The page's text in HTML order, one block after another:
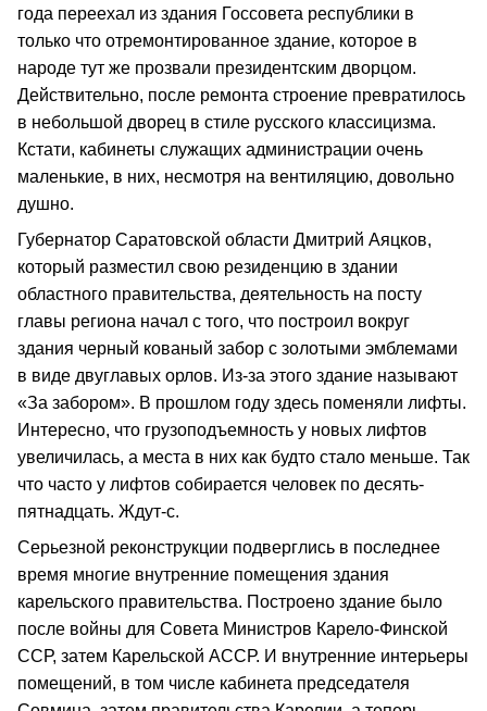
года переехал из здания Госсовета республики в
только что отремонтированное здание, которое в
народе тут же прозвали президентским дворцом.
Действительно, после ремонта строение превратилось
в небольшой дворец в стиле русского классицизма.
Кстати, кабинеты служащих администрации очень
маленькие, в них, несмотря на вентиляцию, довольно
душно.
Губернатор Саратовской области Дмитрий Аяцков,
который разместил свою резиденцию в здании
областного правительства, деятельность на посту
главы региона начал с того, что построил вокруг
здания черный кованый забор с золотыми эмблемами
в виде двуглавых орлов. Из-за этого здание называют
«За забором». В прошлом году здесь поменяли лифты.
Интересно, что грузоподъемность у новых лифтов
увеличилась, а места в них как будто стало меньше. Так
что часто у лифтов собирается человек по десять-
пятнадцать. Ждут-с.
Серьезной реконструкции подверглись в последнее
время многие внутренние помещения здания
карельского правительства. Построено здание было
после войны для Совета Министров Карело-Финской
ССР, затем Карельской АССР. И внутренние интерьеры
помещений, в том числе кабинета председателя